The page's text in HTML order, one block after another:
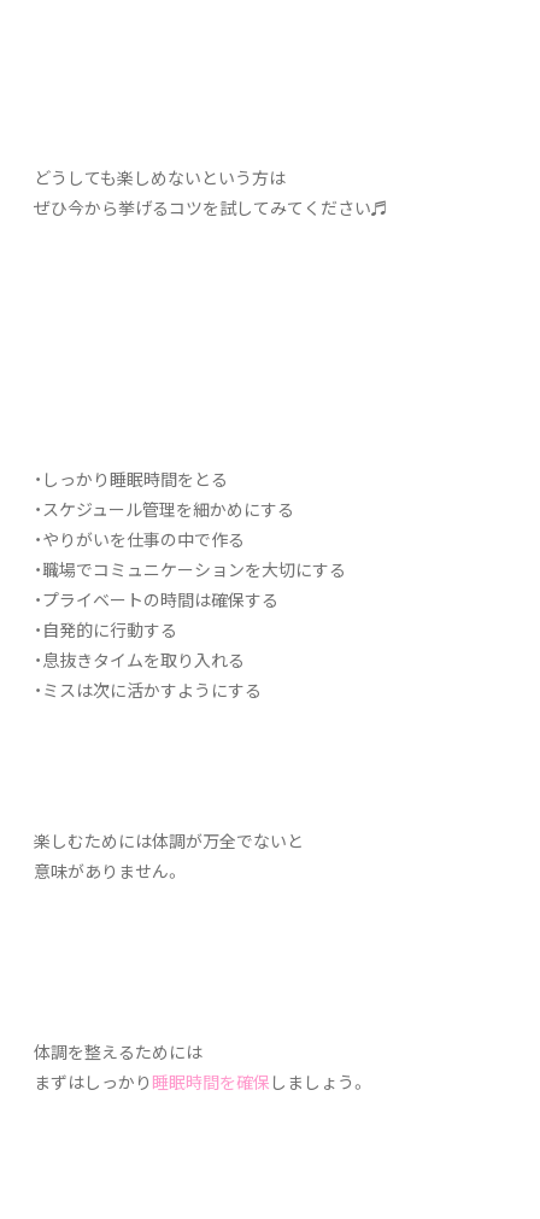
どうしても楽しめないという方は
ぜひ今から挙げるコツを試してみてください♬
・しっかり睡眠時間をとる
・スケジュール管理を細かめにする
・やりがいを仕事の中で作る
・職場でコミュニケーションを大切にする
・プライベートの時間は確保する
・自発的に行動する
・息抜きタイムを取り入れる
・ミスは次に活かすようにする
楽しむためには体調が万全でないと
意味がありません。
体調を整えるためには
まずはしっかり 睡眠時間を確保 しましょう。